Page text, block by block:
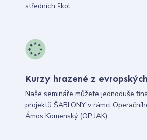
středních škol.
Kurzy hrazené z
Naše semináře můžete jednoduše
projektů ŠABLONY v rámci
Ámos Komenský (OP JAK).